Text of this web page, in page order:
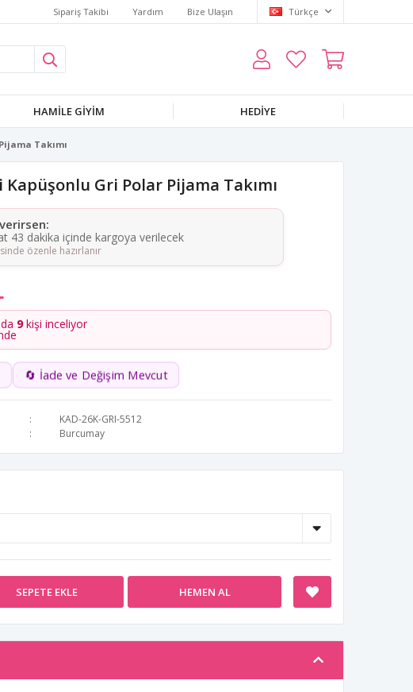
Sipariş Takibi Yardım Bize Ulaşın Türkçe
HAMILE GIYIM HEDIYE
Takımı
Kapüşonlu Gri Polar Pijama Takımı
43 dakika içinde kargoya verilecek
özenle hazırlanır
9kişi inceliyor
🔄 İade ve Değişim Mevcut
KAD-26K-GRI-5512
Burcumay
SEPETE EKLE HEMEN AL